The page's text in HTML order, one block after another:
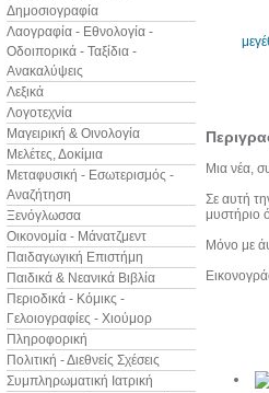
Δημοσιογραφία
Λαογραφία - Εθνολογία -
Οδοιπορικά - Ταξίδια -
Ανακαλύψεις
Λεξικά
Λογοτεχνία
Μαγειρική & Οινολογία
Μελέτες, Δοκίμια
Μεταφυσική - Εσωτερισμός -
Αναζήτηση
Ξενόγλωσσα
Οικονομία - Μάνατζμεντ
Παιδαγωγική Επιστήμη
Παιδικά & Νεανικά Βιβλία
Περιοδικά - Κόμικς -
Γελοιογραφίες - Χιούμορ
Πληροφορική
Πολιτική - Διεθνείς Σχέσεις
Συμπληρωματική Ιατρική
Μια νέα,
Σε αυτή
μυστήριο
Μόνο με